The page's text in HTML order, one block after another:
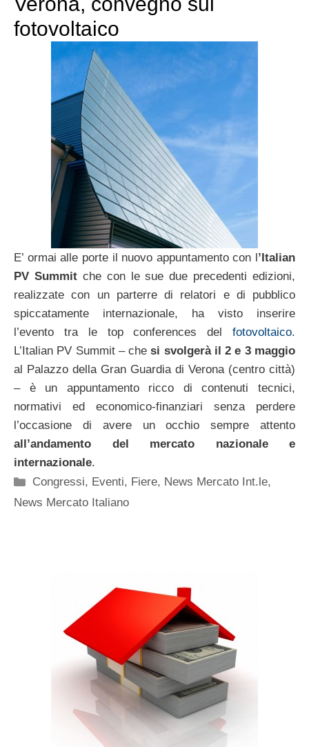
fotovoltaico
E’ ormai alle porte il nuovo appuntamento con l ’Italian
PV Summitche con le sue due precedenti edizioni,
realizzate con un parterre di relatori e di pubblico
spiccatamente internazionale, ha visto inserire
l’evento tra le top conferences del fotovoltaico.
L’Italian PV Summit – chesi svolgerà il 2 e 3 maggio
al Palazzo della Gran Guardia di Verona (centro città)
– è un appuntamento ricco di contenuti tecnici,
normativi ed economico-finanziari senza perdere
l’occasione di avere un occhio sempre attento
all’andamento del mercato nazionale e
internazionale.
Categorie
Congressi, Eventi, Fiere, News Mercato Int.le,
News Mercato Italiano